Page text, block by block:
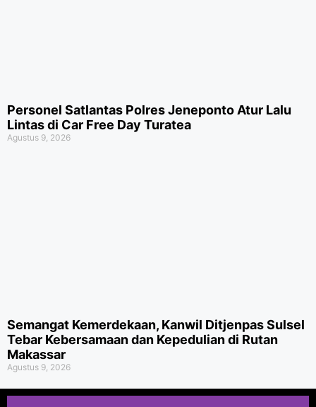
Personel Satlantas Polres Jeneponto Atur Lalu
Lintas di Car Free Day Turatea
Agustus 9, 2026
Semangat Kemerdekaan, Kanwil Ditjenpas Sulsel
Tebar Kebersamaan dan Kepedulian di Rutan
Makassar
Agustus 9, 2026